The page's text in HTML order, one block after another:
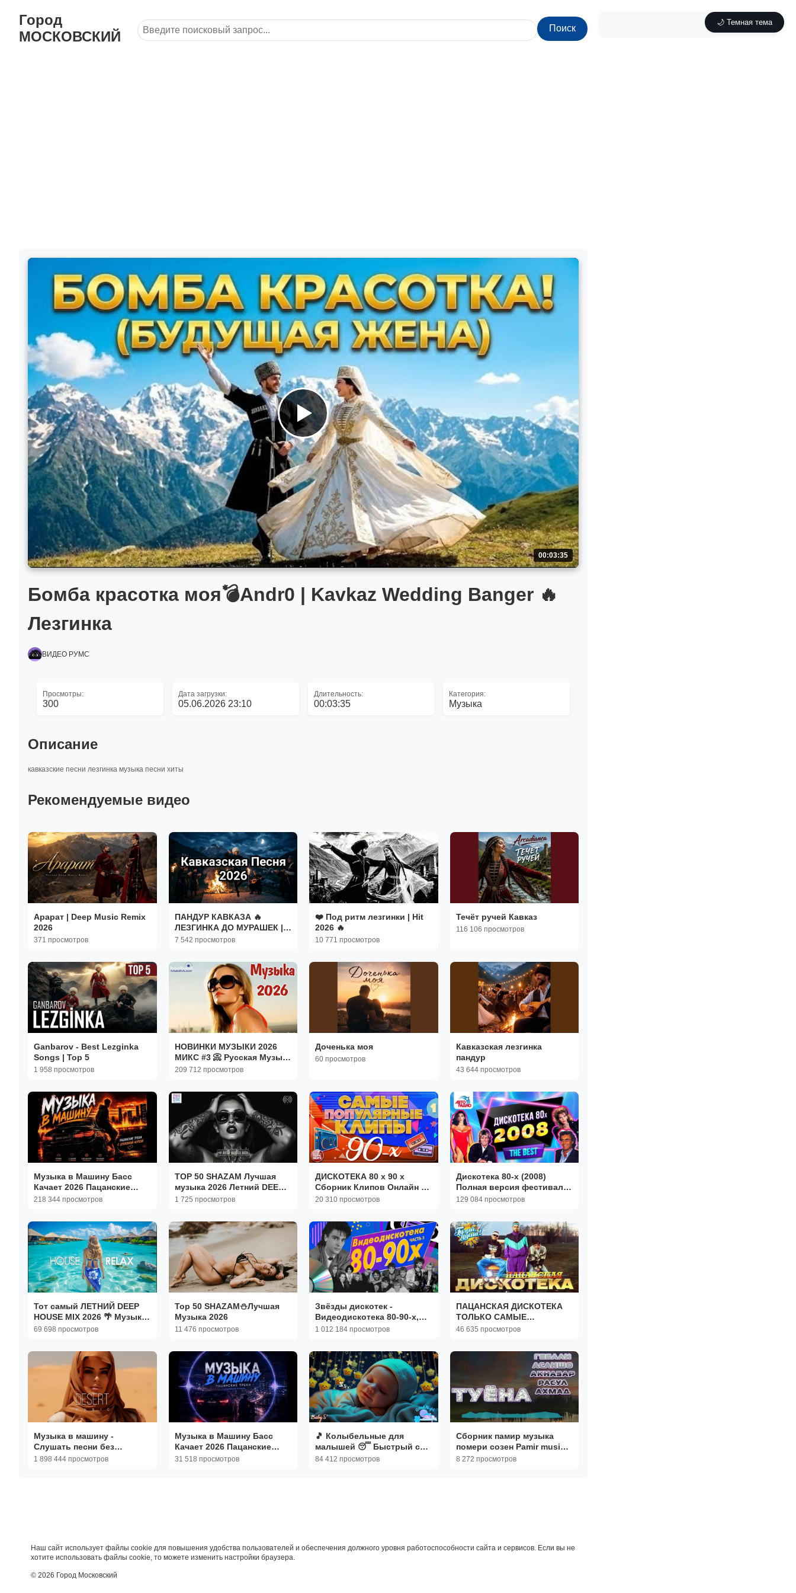
🌙 Темная тема
Город
МОСКОВСКИЙ
Поиск
00:03:35
Бомба красотка моя💣Andr0 | Kavkaz Wedding Banger 🔥
Лезгинка
ВИДЕО РУМС
Просмотры:
300
Дата загрузки:
05.06.2026 23:10
Длительность:
00:03:35
Категория:
Музыка
Описание
кавказские песни лезгинка музыка песни хиты
Рекомендуемые видео
Арарат | Deep Music Remix
2026
371 просмотров
ПАНДУР КАВКАЗА 🔥
ЛЕЗГИНКА ДО МУРАШЕК |
Самая Душевная
7 542 просмотров
❤️ Под ритм лезгинки | Hit
2026 🔥
10 771 просмотров
Течёт ручей Кавказ
116 106 просмотров
Ganbarov - Best Lezginka
Songs | Top 5
1 958 просмотров
НОВИНКИ МУЗЫКИ 2026
МИКС #3 📀 Русская Музыка
Попса 2026 🎧
209 712 просмотров
Доченька моя
60 просмотров
Кавказская лезгинка
пандур
43 644 просмотров
Музыка в Машину Басс
Качает 2026 Пацанские
Треки с Душеной ноткой в
218 344 просмотров
TOP 50 SHAZAM️ Лучшая
музыка 2026 Летний DEEP
HOUSE MIX️ Популярные
1 725 просмотров
ДИСКОТЕКА 80 х 90 х
Сборник Клипов Онлайн на
RUTUBE Слушай и Смотри
20 310 просмотров
Дискотека 80-х (2008)
Полная версия фестиваля
Авторадио
129 084 просмотров
Тот самый ЛЕТНИЙ DEEP
HOUSE MIX 2026 🌴 Музыка
для настроения, дип хаус
69 698 просмотров
Top 50 SHAZAM⛄Лучшая
Музыка 2026
11 476 просмотров
Звёзды дискотек -
Видеодискотека 80-90-х,
Часть 3
1 012 184 просмотров
ПАЦАНСКАЯ ДИСКОТЕКА
ТОЛЬКО САМЫЕ
ПОПУЛЯРНЫЕ И
46 635 просмотров
Музыка в машину -
Слушать песни без
остановки [Vol.44]
1 898 444 просмотров
Музыка в Машину Басс
Качает 2026 Пацанские
Треки в Авто с крутым
31 518 просмотров
🎵 Колыбельные для
малышей 😴 Быстрый сон
за 3 минуты 💫 Моцарт и
84 412 просмотров
Сборник памир музыка
помери созен Pamir music
#3~1.mp4
8 272 просмотров
Наш сайт использует файлы cookie для повышения удобства пользователей и обеспечения должного уровня работоспособности сайта и сервисов. Если вы не
хотите использовать файлы cookie, то можете изменить настройки браузера.
© 2026 Город Московский